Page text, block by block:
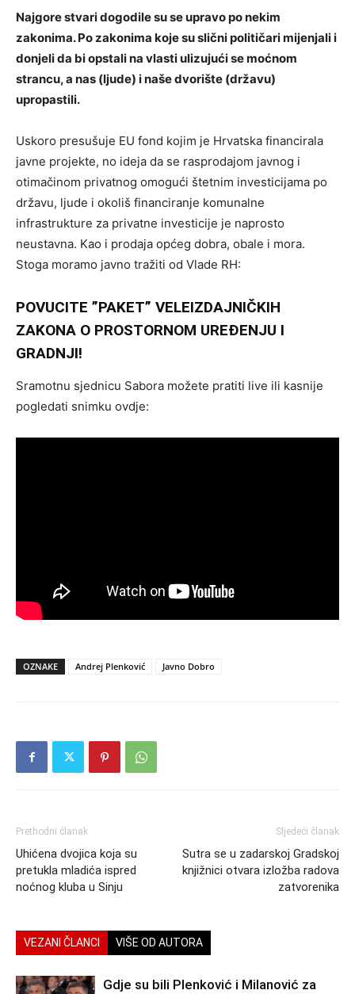
Najgore stvari dogodile su se upravo po nekim
zakonima. Po zakonima koje su slični političari mijenjali i
donjeli da bi opstali na vlasti ulizujući se moćnom
strancu, a nas (ljude) i naše dvorište (državu)
upropastili.
Uskoro presušuje EU fond kojim je Hrvatska financirala
javne projekte, no ideja da se rasprodajom javnog i
otimačinom privatnog omogući štetnim investicijama po
državu, ljude i okoliš financiranje komunalne
infrastrukture za privatne investicije je naprosto
neustavna. Kao i prodaja općeg dobra, obale i mora.
Stoga moramo javno tražiti od Vlade RH:
POVUCITE ”PAKET” VELEIZDAJNIČKIH
ZAKONA O PROSTORNOM UREĐENJU I
GRADNJI!
Sramotnu sjednicu Sabora možete pratiti live ili kasnije
pogledati snimku ovdje:
OZNAKE Andrej Plenković Javno Dobro
Prethodni članak
Uhićena dvojica koja su
pretukla mladića ispred
noćnog kluba u Sinju
Sljedeći članak
Sutra se u zadarskoj Gradskoj
knjižnici otvara izložba radova
zatvorenika
VEZANI ČLANCI VIŠE OD AUTORA
Gdje su bili Plenković i Milanović za